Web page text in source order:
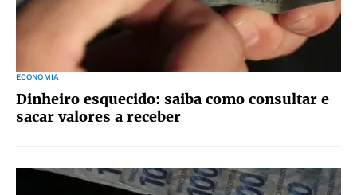
ECONOMIA
Dinheiro esquecido: saiba como consultar e
sacar valores a receber